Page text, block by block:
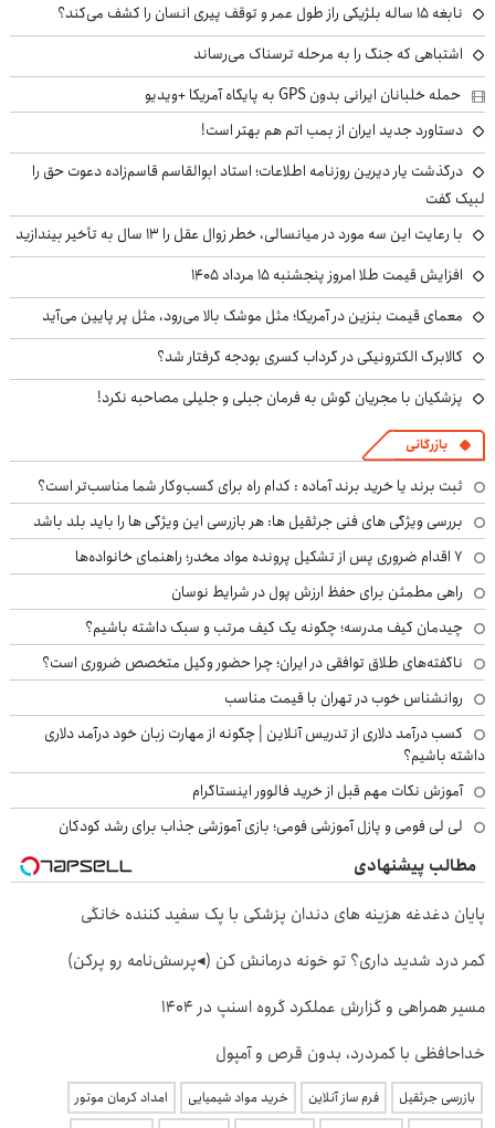
نابغه ۱۵ ساله بلژیکی راز طول عمر و توقف پیری انسان را کشف می‌کند؟
اشتباهی که جنگ را به مرحله ترسناک می‌رساند
حمله خلبانان ایرانی بدون GPS به پایگاه آمریکا +ویدیو
دستاورد جدید ایران از بمب اتم هم بهتر است!
درگذشت یار دیرین روزنامه اطلاعات؛ استاد ابوالقاسم قاسم‌زاده دعوت حق را
لبیک گفت
با رعایت این سه مورد در میانسالی، خطر زوال عقل را ۱۳ سال به تأخیر بیندازید
افزایش قیمت طلا امروز پنجشنبه ۱۵ مرداد ۱۴۰۵
معمای قیمت بنزین در آمریکا؛ مثل موشک بالا می‌رود، مثل پر پایین می‌آید
کالابرگ الکترونیکی در گرداب کسری بودجه گرفتار شد؟
پزشکیان با مجریان گوش به فرمان جبلی و جلیلی مصاحبه نکرد!
بازرگانی
ثبت برند یا خرید برند آماده : کدام راه برای کسب‌وکار شما مناسب‌تر است؟
بررسی ویژگی های فنی جرثقیل ها: هر بازرسی این ویژگی ها را باید بلد باشد
۷ اقدام ضروری پس از تشکیل پرونده مواد مخدر؛ راهنمای خانواده‌ها
راهی مطمئن برای حفظ ارزش پول در شرایط نوسان
چیدمان کیف مدرسه؛ چگونه یک کیف مرتب و سبک داشته باشیم؟
ناگفته‌های طلاق توافقی در ایران؛ چرا حضور وکیل متخصص ضروری است؟
روانشناس خوب در تهران با قیمت مناسب
کسب درآمد دلاری از تدریس آنلاین | چگونه از مهارت زبان خود درآمد دلاری
داشته باشیم؟
آموزش نکات مهم قبل از خرید فالوور اینستاگرام
لی لی فومی و پازل آموزشی فومی؛ بازی آموزشی جذاب برای رشد کودکان
مطالب پیشنهادی
پایان دغدغه هزینه های دندان پزشکی با پک سفید کننده خانگی
کمر درد شدید داری؟ تو خونه درمانش کن (◂پرسش‌نامه رو پرکن)
مسیر همراهی و گزارش عملکرد گروه اسنپ در ۱۴۰۴
خداحافظی با کمردرد، بدون قرص و آمپول
بازرسی جرثقیل فرم ساز آنلاین خرید مواد شیمیایی
امداد کرمان موتور